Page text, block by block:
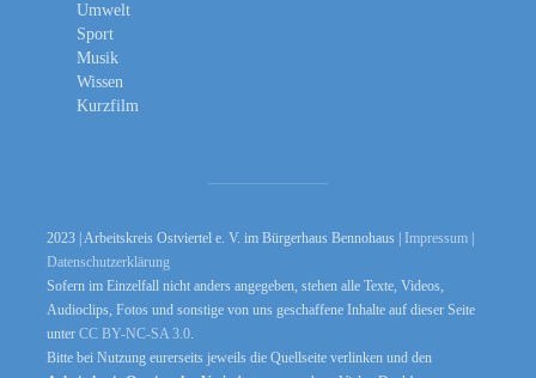
Umwelt
Sport
Musik
Wissen
Kurzfilm
2023 | Arbeitskreis Ostviertel e. V. im Bürgerhaus Bennohaus | Impressum
Datenschutzerklärung
Sofern im Einzelfall nicht anders angegeben, stehen alle Texte, Videos,
Audioclips, Fotos und sonstige von uns geschaffene Inhalte auf dieser Seite
unter CC BY-NC-SA 3.0.
Bitte bei Nutzung eurerseits jeweils die Quellseite verlinken und den